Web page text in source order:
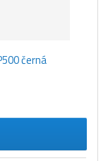
černá